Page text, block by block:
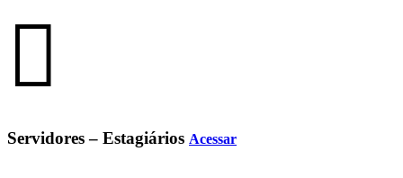
Servidores – Estagiários Acessar